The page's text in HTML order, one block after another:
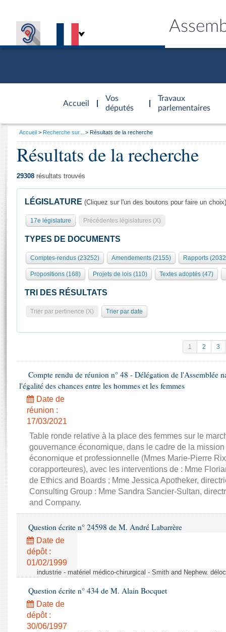
Accueil
d'accueil
Vos
députés
Travaux
parlementaires
Présidence
577 députés
Groupes politiques
Séance publique
Commissions et autres organes
Europe et International
Pétitions
Projets de loi
Propositions de loi
Amendements
Textes adoptés
Rapports d'enquête
Rapports législatifs
Rapports sur l'application des lois
Baromètre de l’application des lois
Budget et sécurité sociale
Questions écrites et orales
Comptes rendus des débats
Général
Rôle et pouvoirs de l'Assemblée
Organisation de l'Assemblée
Présidence Conférence des Présidents Bureau Collège des
Statistiques et chiffres clés
Histoire
Juniors
Anciennes législatures
Liens vers les sites publics
Visiter l'Assemblée
Visite virtuelle du palais Bourbon
Assister à une séance
Contacts et plan d'accès
Photos libres de droit
Vous
Accueil Recherche sur... Résultats de la recherche
Résultats de la recherche
29308 résultats trouvés
LÉGISLATURE (Cliquez sur l'un des boutons pour faire un choix)
17e législature Précédentes législatures (X)
TYPES DE DOCUMENTS
Comptes-rendus (23252) Amendements (2155) Rapports
Propositions (168) Projets de lois (110) Textes adoptés (47)
TRI DES RÉSULTATS
Trier par pertinence (X) Trier par date
1 2 3
Compte rendu de réunion n° 48 - Délégation de l'Assemblée
l'égalité des chances entre les hommes et les femmes
Date de
réunion :
17/03/2021
Table ronde relative à la place des femmes sur le
gouvernance économique, dans le cadre de la
économique et professionnelle (Mmes Marie-Pierre
corapporteures), avec les interventions de : Mme
de Ethics and Boards ; Mme Jessica Apotheker,
Consulting Group : Mme Sandra Sancier-Sultan,
and Company.
Question écrite n° 24598 de M. André Labarrère
Date de
dépôt :
01/02/1999
industrie - matériel médico-chirurgical - Smith and Nephew.
Question écrite n° 434 de M. Alain Bocquet
Date de
dépôt :
30/06/1997